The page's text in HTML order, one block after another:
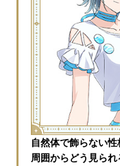
自然体で飾らない性
周囲からどう見ら